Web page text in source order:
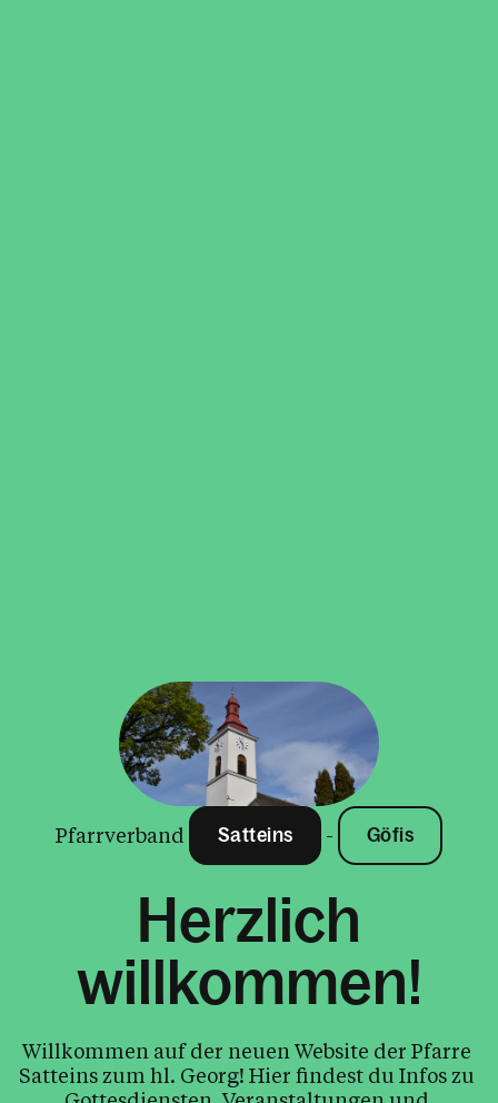
Pfarrverband Satteins - Göfis
Herzlich
willkommen!
Willkommen auf der neuen Website der Pfarre
Satteins zum hl. Georg! Hier findest du Infos zu